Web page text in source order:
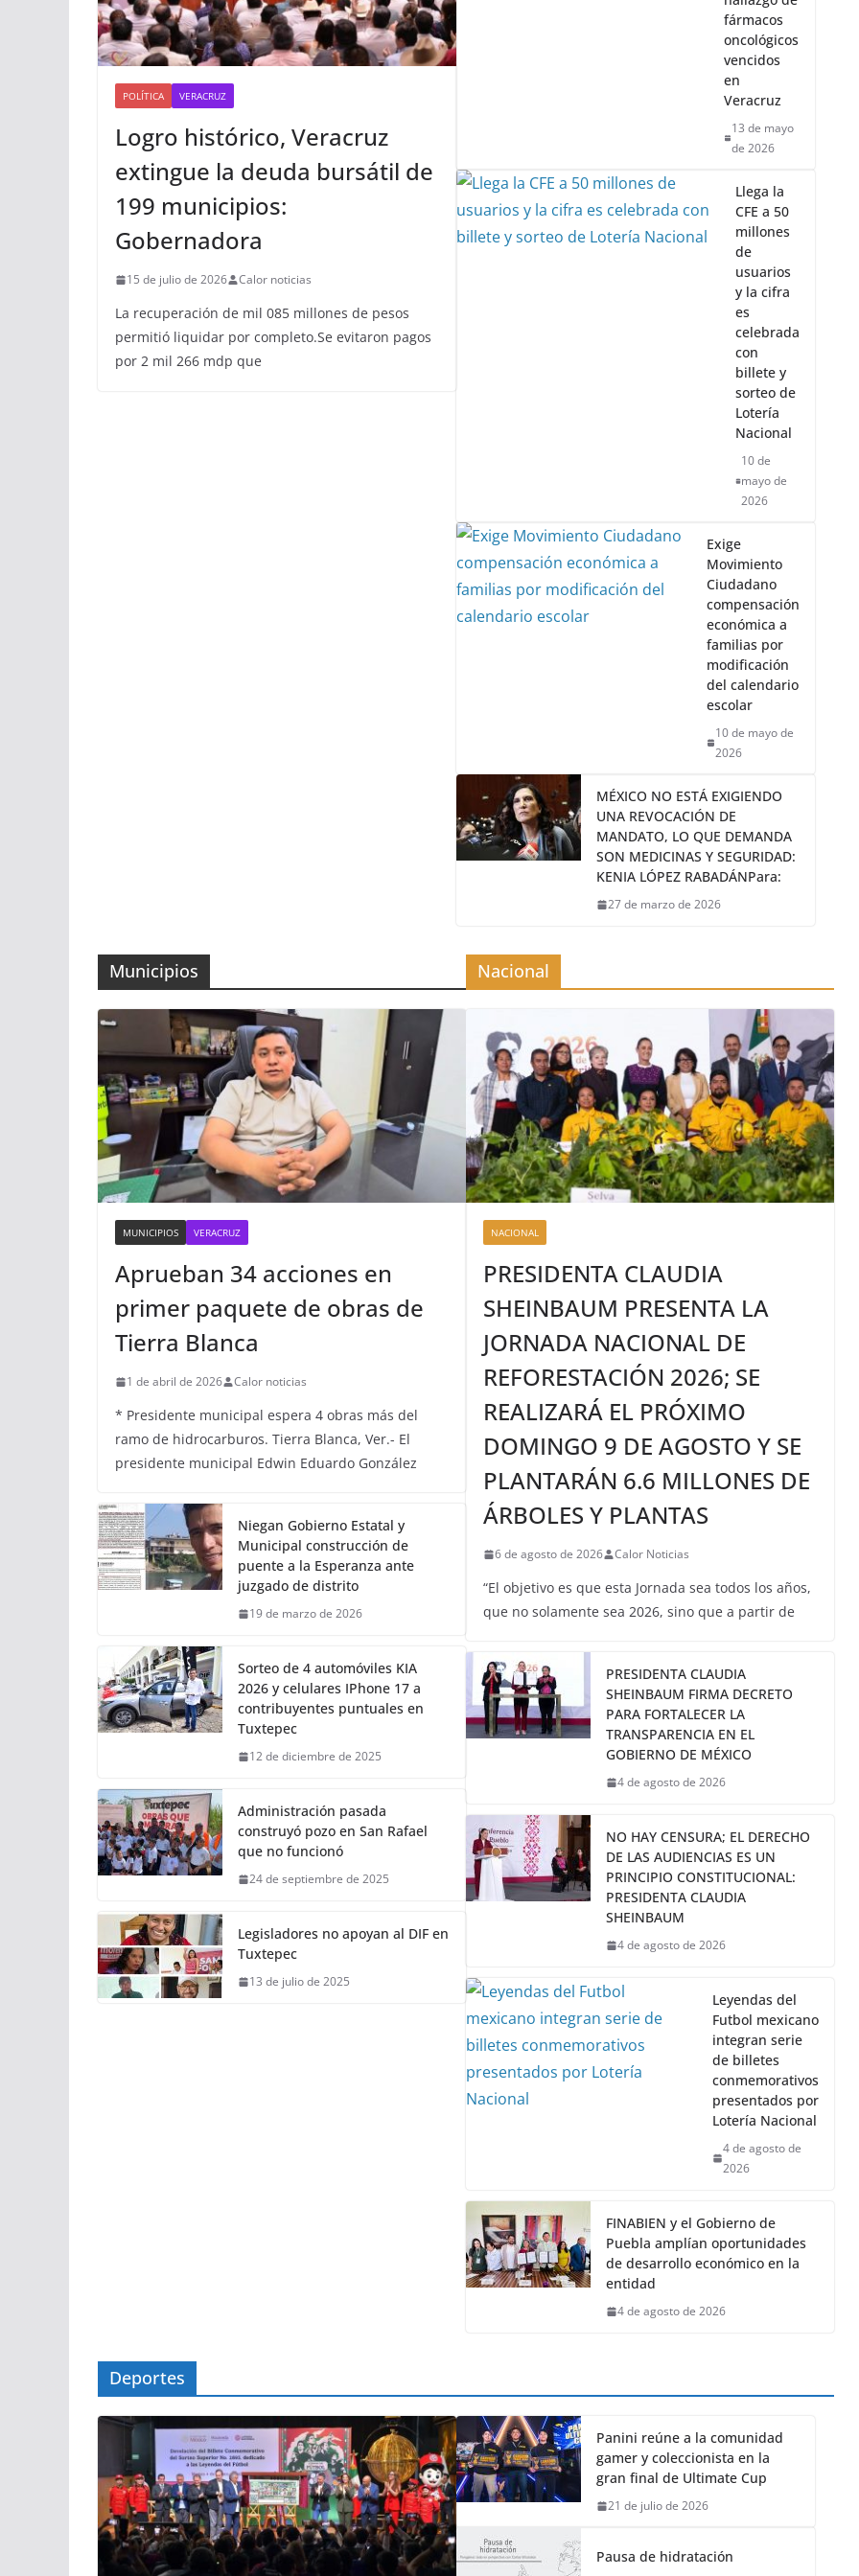
POLÍTICA VERACRUZ
Logro histórico, Veracruz
extingue la deuda bursátil de
199 municipios:
Gobernadora
15 de julio de 2026 Calor noticias
La recuperación de mil 085 millones de pesos
permitió liquidar por completo.Se evitaron pagos
por 2 mil 266 mdp que
fármacos
oncológicos
vencidos
en
Veracruz
13 de mayo
de 2026
Llega la
CFE a 50
millones
de
usuarios
y la cifra
es
celebrada
con
billete y
sorteo de
Lotería
Nacional
10 de
mayo de
2026
Exige
Movimiento
Ciudadano
compensación
económica a
familias por
modificación
del calendario
escolar
10 de mayo de
2026
MÉXICO NO ESTÁ EXIGIENDO
UNA REVOCACIÓN DE
MANDATO, LO QUE DEMANDA
SON MEDICINAS Y SEGURIDAD:
KENIA LÓPEZ RABADÁNPara:
27 de marzo de 2026
Municipios
MUNICIPIOS VERACRUZ
Aprueban 34 acciones en
primer paquete de obras de
Tierra Blanca
1 de abril de 2026 Calor noticias
* Presidente municipal espera 4 obras más del
ramo de hidrocarburos. Tierra Blanca, Ver.- El
presidente municipal Edwin Eduardo González
Niegan Gobierno Estatal y
Municipal construcción de
puente a la Esperanza ante
juzgado de distrito
19 de marzo de 2026
Sorteo de 4 automóviles KIA
2026 y celulares IPhone 17 a
contribuyentes puntuales en
Tuxtepec
12 de diciembre de 2025
Administración pasada
construyó pozo en San Rafael
que no funcionó
24 de septiembre de 2025
Legisladores no apoyan al DIF en
Tuxtepec
13 de julio de 2025
Nacional
NACIONAL
PRESIDENTA CLAUDIA
SHEINBAUM PRESENTA LA
JORNADA NACIONAL DE
REFORESTACIÓN 2026; SE
REALIZARÁ EL PRÓXIMO
DOMINGO 9 DE AGOSTO Y SE
PLANTARÁN 6.6 MILLONES DE
ÁRBOLES Y PLANTAS
6 de agosto de 2026 Calor Noticias
“El objetivo es que esta Jornada sea todos los años,
que no solamente sea 2026, sino que a partir de
PRESIDENTA CLAUDIA
SHEINBAUM FIRMA DECRETO
PARA FORTALECER LA
TRANSPARENCIA EN EL
GOBIERNO DE MÉXICO
4 de agosto de 2026
NO HAY CENSURA; EL DERECHO
DE LAS AUDIENCIAS ES UN
PRINCIPIO CONSTITUCIONAL:
PRESIDENTA CLAUDIA
SHEINBAUM
4 de agosto de 2026
Leyendas del
Futbol mexicano
integran serie
de billetes
conmemorativos
presentados por
Lotería Nacional
4 de agosto de
2026
FINABIEN y el Gobierno de
Puebla amplían oportunidades
de desarrollo económico en la
entidad
4 de agosto de 2026
Deportes
Panini reúne a la comunidad
gamer y coleccionista en la
gran final de Ultimate Cup
21 de julio de 2026
Pausa de hidratación